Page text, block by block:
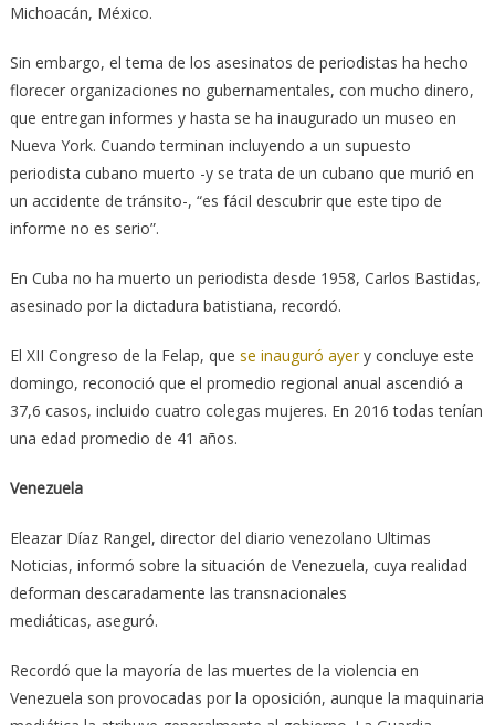
Michoacán, México.
Sin embargo, el tema de los asesinatos de periodistas ha hecho
florecer organizaciones no gubernamentales, con mucho dinero,
que entregan informes y hasta se ha inaugurado un museo en
Nueva York. Cuando terminan incluyendo a un supuesto
periodista cubano muerto -y se trata de un cubano que murió en
un accidente de tránsito-, “es fácil descubrir que este tipo de
informe no es serio”.
En Cuba no ha muerto un periodista desde 1958, Carlos Bastidas,
asesinado por la dictadura batistiana, recordó.
El XII Congreso de la Felap, que se inauguró ayery concluye este
domingo, reconoció que el promedio regional anual ascendió a
37,6 casos, incluido cuatro colegas mujeres. En 2016 todas tenían
una edad promedio de 41 años.
Venezuela
Eleazar Díaz Rangel, director del diario venezolano Ultimas
Noticias, informó sobre la situación de Venezuela, cuya realidad
deforman descaradamente las transnacionales
mediáticas, aseguró.
Recordó que la mayoría de las muertes de la violencia en
Venezuela son provocadas por la oposición, aunque la maquinaria